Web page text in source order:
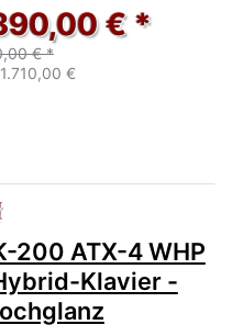
€ *
€ *
1.710,00 €
Zu diesem Produkt liegen
200 ATX-4 WHP
Klavier -